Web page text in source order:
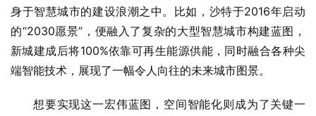
身于智慧城市的建设浪潮之中。比如，沙特于2016年启动
的“2030愿景”，便融入了复杂的大型智慧城市构建蓝图，
新城建成后将100%依靠可再生能源供能，同时融合各种尖
端智能技术，展现了一幅令人向往的未来城市图景。
想要实现这一宏伟蓝图，空间智能化则成为了关键一